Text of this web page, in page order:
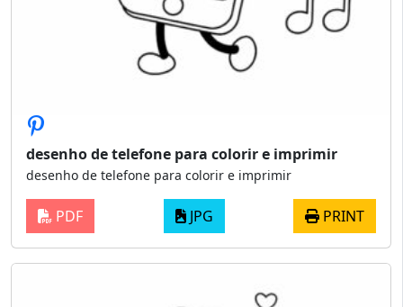
desenho de telefone para colorir e imprimir
desenho de telefone para colorir e imprimir
PDF JPG PRINT